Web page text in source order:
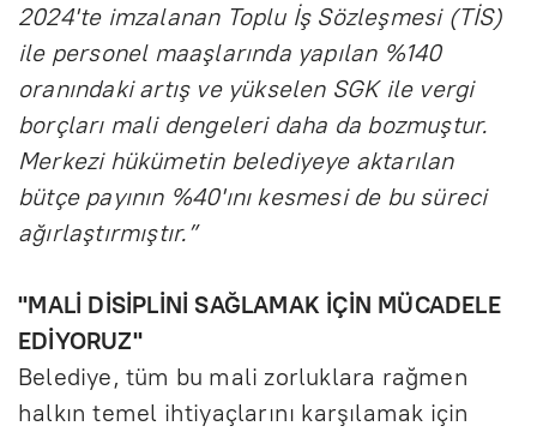
2024'te imzalanan Toplu İş Sözleşmesi (TİS)
ile personel maaşlarında yapılan %140
oranındaki artış ve yükselen SGK ile vergi
borçları mali dengeleri daha da bozmuştur.
Merkezi hükümetin belediyeye aktarılan
bütçe payının %40'ını kesmesi de bu süreci
ağırlaştırmıştır.”
''MALİ DİSİPLİNİ SAĞLAMAK İÇİN MÜCADELE
EDİYORUZ''
Belediye, tüm bu mali zorluklara rağmen
halkın temel ihtiyaçlarını karşılamak için